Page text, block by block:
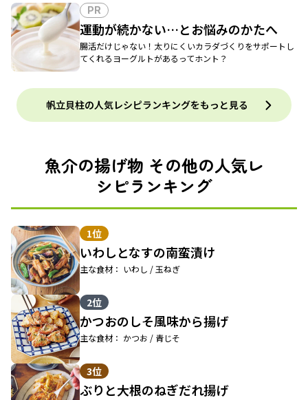
PR
運動が続かない…とお悩みのかたへ
腸活だけじゃない！太りにくいカラダづくりをサポートし
てくれるヨーグルトがあるってホント？
帆立貝柱の人気レシピランキングをもっと見る
魚介の揚げ物 その他の人気レ
シピランキング
1位
いわしとなすの南蛮漬け
主な食材： いわし / 玉ねぎ
2位
かつおのしそ風味から揚げ
主な食材： かつお / 青じそ
3位
ぶりと大根のねぎだれ揚げ